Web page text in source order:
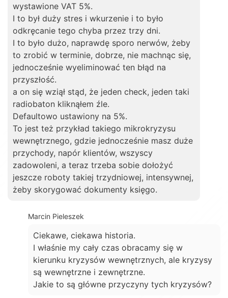
wystawione VAT 5%.
I to był duży stres i wkurzenie i to było
odkręcanie tego chyba przez trzy dni.
I to było dużo, naprawdę sporo nerwów, żeby
to zrobić w terminie, dobrze, nie machnąc się,
jednocześnie wyeliminować ten błąd na
przyszłość.
a on się wziął stąd, że jeden check, jeden taki
radiobaton kliknąłem źle.
Defaultowo ustawiony na 5%.
To jest też przykład takiego mikrokryzysu
wewnętrznego, gdzie jednocześnie masz duże
przychody, napór klientów, wszyscy
zadowoleni, a teraz trzeba sobie dołożyć
jeszcze roboty takiej trzydniowej, intensywnej,
żeby skorygować dokumenty księgo.
Marcin Pieleszek
Ciekawe, ciekawa historia.
I właśnie my cały czas obracamy się w
kierunku kryzysów wewnętrznych, ale kryzysy
są wewnętrzne i zewnętrzne.
Jakie to są główne przyczyny tych kryzysów?